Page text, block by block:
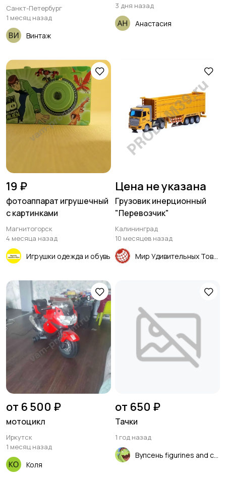
Санкт-Петербург
1 месяц назад
Винтаж
3 дня назад
Анастасия
19 ₽
фотоаппарат игрушечный
с картинками
Магнитогорск
4 месяца назад
Игрушки одежда и обувь
Цена не указана
Грузовик инерционный
"Перевозчик"
Калининград
10 месяцев назад
от 6 500 ₽
мотоцикл
Иркутск
1 месяц назад
Коля
от 650 ₽
Тачки
1 год назад